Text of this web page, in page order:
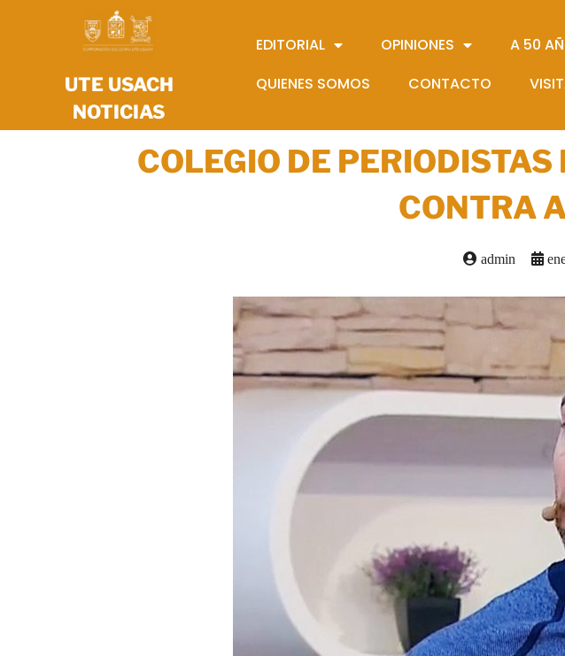
UTE USACH
NOTICIAS
EDITORIAL OPINIONES A 50
QUIENES SOMOS
CONTACTO
COLEGIO DE
CONTRA
admin